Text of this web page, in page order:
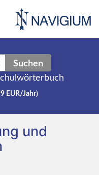
Suchen
EUR/Jahr)
und